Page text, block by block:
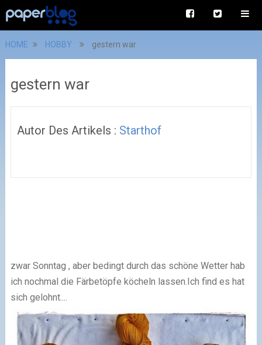
HOME HOBBY gestern war
gestern war
Autor Des Artikels : Starthof
zwar Sonntag , aber bedingt durch das schöne Wetterhab
ich nochmal die Färbetöpfe köcheln lassen.Ich find es hat
sich gelohnt....